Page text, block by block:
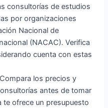
consultorías de estudios
por organizaciones
Nacional de
(NACAC). Verifica
cuenta con estas
Compara los precios y
antes de tomar
te ofrece un presupuesto